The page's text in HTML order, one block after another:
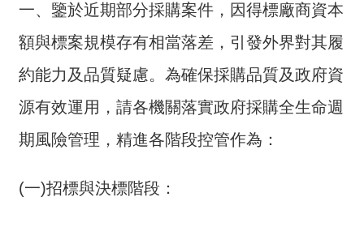
本
部
介
主
政
策
一、鑒於近期部分採購案件，因得標廠商資本
額與標案規模存有相當落差，引發外界對其履
約能力及品質疑慮。為確保採購品質及政府資
源有效運用，請各機關落實政府採購全生命週
期風險管理，精進各階段控管作為：
(一)招標與決標階段：